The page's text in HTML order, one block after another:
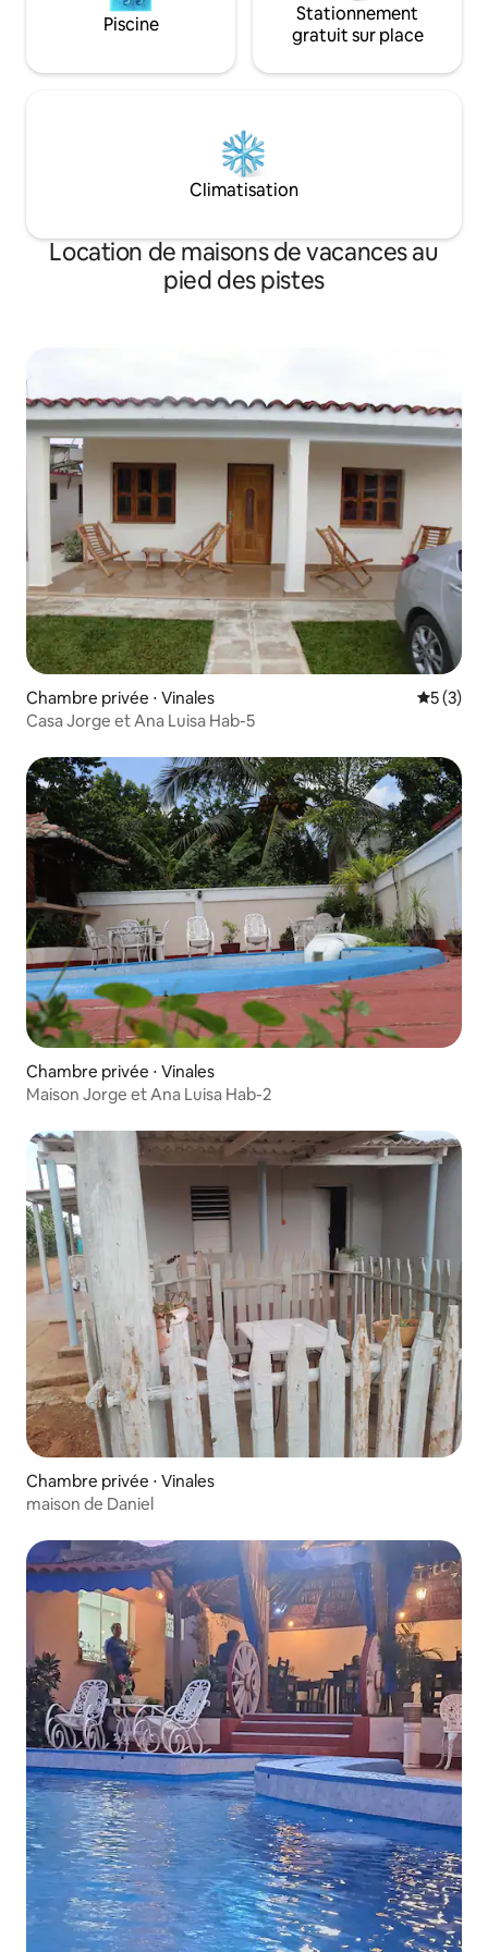
Piscine
Stationnement
gratuit sur place
Climatisation
Location de maisons de vacances au
pied des pistes
Chambre privée ⋅ Vinales
5 (3)
Casa Jorge et Ana Luisa Hab-5
Chambre privée ⋅ Vinales
Maison Jorge et Ana Luisa Hab-2
Chambre privée ⋅ Vinales
maison de Daniel